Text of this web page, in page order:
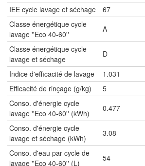
IEE cycle lavage et séchage
67
Classe énergétique cycle
lavage ''Eco 40-60''
A
Classe énergétique cycle
lavage et séchage
D
Indice d'efficacité de lavage
1.031
Efficacité de rinçage (g/kg)
5
Conso. d'énergie cycle
lavage ''Eco 40-60'' (kWh)
0.477
Conso. d'énergie cycle
lavage et séchage (kWh)
3.08
Conso. d'eau par cycle de
lavage ''Eco 40-60'' (L)
54